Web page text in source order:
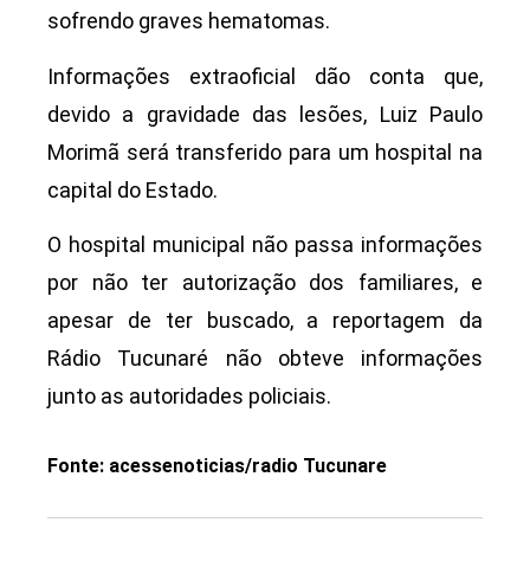
sofrendo graves hematomas.
Informações extraoficial dão conta que,
devido a gravidade das lesões, Luiz Paulo
Morimã será transferido para um hospital na
capital do Estado.
O hospital municipal não passa informações
por não ter autorização dos familiares, e
apesar de ter buscado, a reportagem da
Rádio Tucunaré não obteve informações
junto as autoridades policiais.
Fonte: acessenoticias/radio Tucunare